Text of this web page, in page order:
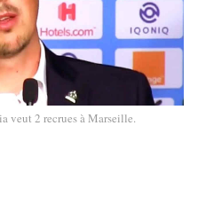
veut 2 recrues à Marseille.